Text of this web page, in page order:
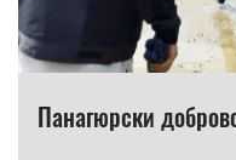
Панагюрски